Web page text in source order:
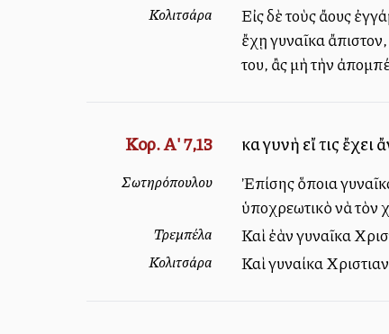
Κολιτσάρα
Εἰς δὲ τοὺς ἄλλους
ἔχῃ γυναῖκα
του, ἂς μὴ τὴν
Κορ. Α' 7,13 καὶ γυνὴ εἴ τις
Σωτηρόπουλου
Ἐπίσης ὅποια
ὑποχρεωτικὸ νὰ τὸν
Τρεμπέλα Καὶ ἐὰν γυναῖκα
Κολιτσάρα Καὶ γυναίκα